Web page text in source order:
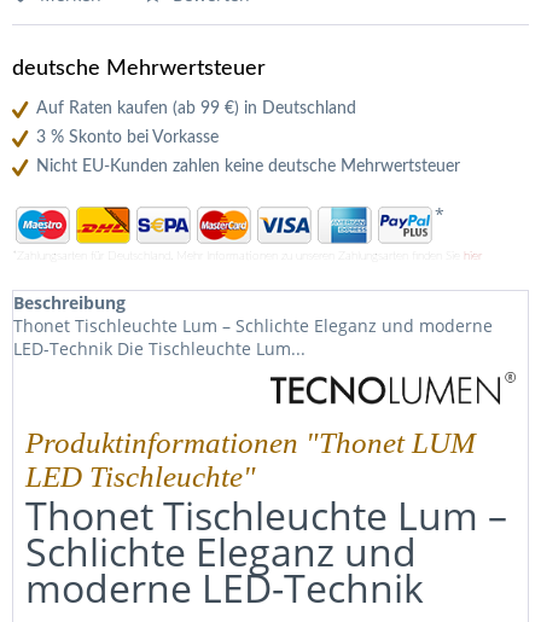
deutsche Mehrwertsteuer
Auf Raten kaufen (ab 99 €) in Deutschland
3 % Skonto bei Vorkasse
Nicht EU-Kunden zahlen keine deutsche Mehrwertsteuer
*
*Zahlungsarten für Deutschland. Mehr Informationen zu unseren Zahlungsarten finden Sie hier
Beschreibung
Thonet Tischleuchte Lum – Schlichte Eleganz und moderne
LED-Technik Die Tischleuchte Lum...
Produktinformationen "Thonet LUM
LED Tischleuchte"
Thonet Tischleuchte Lum –
Schlichte Eleganz und
moderne LED-Technik